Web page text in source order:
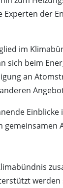
der
im
sich beim
an
Einblicke
gemeinsamen
werden